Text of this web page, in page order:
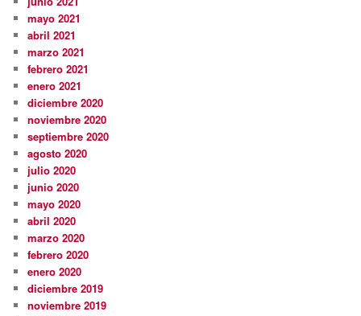
mayo 2021
abril 2021
marzo 2021
febrero 2021
enero 2021
diciembre 2020
noviembre 2020
septiembre 2020
agosto 2020
julio 2020
junio 2020
mayo 2020
abril 2020
marzo 2020
febrero 2020
enero 2020
diciembre 2019
noviembre 2019